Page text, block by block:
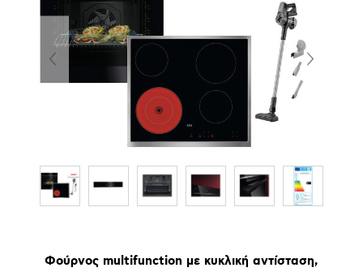
Φούρνος multifunction με κυκλική αντίσταση,